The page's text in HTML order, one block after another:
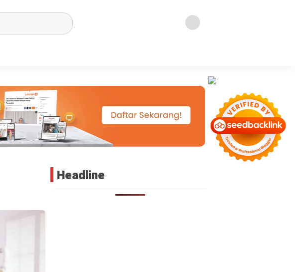
Headline